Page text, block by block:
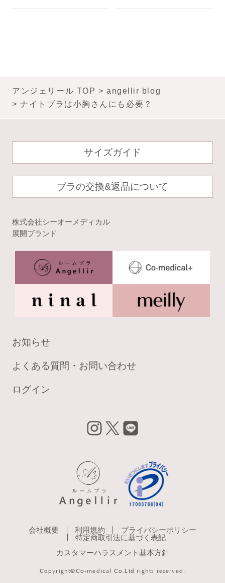
アンジェリール TOP
angellir blog
ナイトブラは小胸さんにも必要？
サイズガイド
ブラの交換&返品について
株式会社シーオーメディカル
展開ブランド
お知らせ
よくある質問・お問い合わせ
ログイン
m
会社概要 利用規約
プライバシーポリシー
特定商取引法に基づく表記
カスタマーハラスメント基本方針
Copyright©Co-medical Co.Ltd rights reserved.